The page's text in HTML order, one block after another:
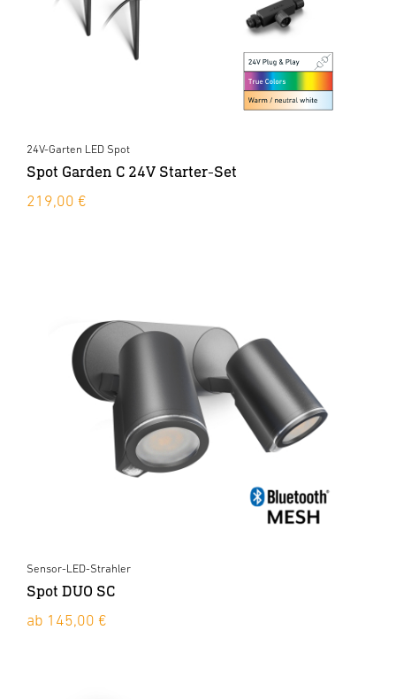
24V-Garten LED Spot
Spot Garden C 24V Starter-Set
219,00 €
Sensor-LED-Strahler
Spot DUO SC
ab 145,00 €